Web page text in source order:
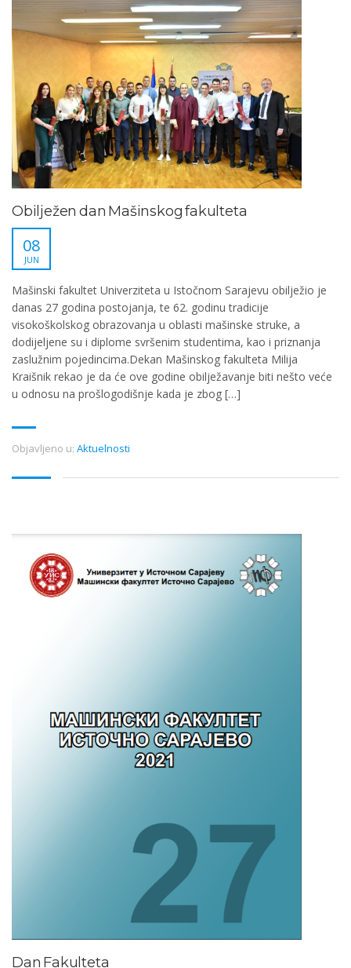
Obilježen dan Mašinskog fakulteta
08
JUN
Mašinski fakultet Univerziteta u Istočnom Sarajevu obilježio je
danas 27 godina postojanja, te 62. godinu tradicije
visokoškolskog obrazovanja u oblasti mašinske struke, a
dodijeljene su i diplome svršenim studentima, kao i priznanja
zaslužnim pojedincima.Dekan Mašinskog fakulteta Milija
Kraišnik rekao je da će ove godine obilježavanje biti nešto veće
u odnosu na prošlogodišnje kada je zbog […]
Objavljeno u: Aktuelnosti
Dan Fakulteta